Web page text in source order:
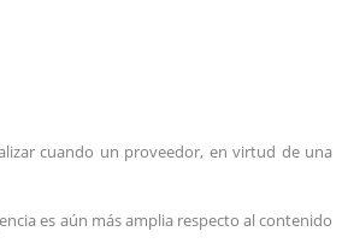
cuando un proveedor, en virtud de una
es aún más amplia respecto al contenido